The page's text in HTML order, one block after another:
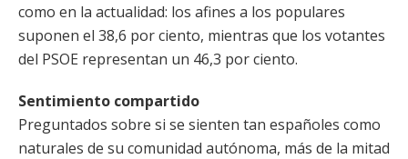
como en la actualidad: los afines a los populares
suponen el 38,6 por ciento, mientras que los votantes
del PSOE representan un 46,3 por ciento.
Sentimiento compartido
Preguntados sobre si se sienten tan españoles como
naturales de su comunidad autónoma, más de la mitad